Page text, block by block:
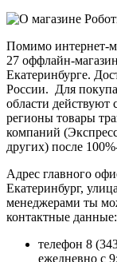
Помимо интернет-
27 оффлайн-
Екатеринбурге.
России. Для
области действуют
регионы товары
компаний
других) после
Адрес главного
Екатеринбург,
менеджерами ты
контактные данные:
телефон 8
ежедневно с